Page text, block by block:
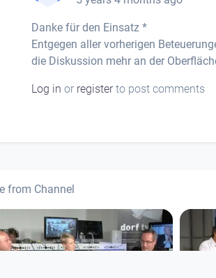
Danke für den Einsatz *
Entgegen aller vorherigen
die Diskussion mehr an der
Log in or registerto post comments
from Channel